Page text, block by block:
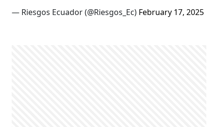
— Riesgos Ecuador (@Riesgos_Ec) February 17, 2025